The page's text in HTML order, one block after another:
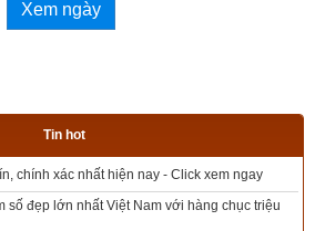
Xem ngày
Tin hot
- Sim hợp tuổi - Sim hợp mệnh giá rẻ nhất thị